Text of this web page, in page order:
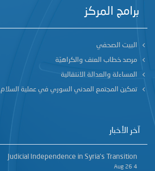
برامج المركز
البيت الصحفي
مرصد خطاب العنف والكراهيّة
المساءلة والعدالة الانتقالية
تمكين المجتمع المدني السوري في عملية السلام
آخر الأخبار
Judicial Independence in Syria’s Transition
4 Aug 26